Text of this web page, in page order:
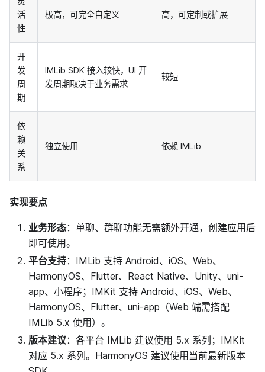
活
性
极高，可完全自定义 高，可定制或扩展
开
发
周
期
IMLib SDK 接入较快，UI 开
发周期取决于业务需求
较短
依
赖
关
系
独立使用 依赖 IMLib
实现要点
业务形态：单聊、群聊功能无需额外开通，创建应用后
即可使用。
平台支持：IMLib 支持 Android、iOS、Web、
HarmonyOS、Flutter、React Native、Unity、uni-
app、小程序；IMKit 支持 Android、iOS、Web、
HarmonyOS、Flutter、uni-app（Web 端需搭配
IMLib 5.x 使用）。
版本建议：各平台 IMLib 建议使用 5.x 系列；IMKit
对应 5.x 系列。HarmonyOS 建议使用当前最新版本